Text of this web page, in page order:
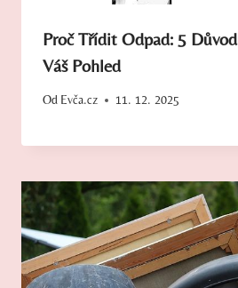
Proč Třídit Odpad: 5
Váš Pohled
Od Evča.cz 11. 12. 2025